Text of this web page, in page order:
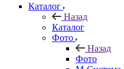
Каталог
Назад
Каталог
Фото
Назад
Фото